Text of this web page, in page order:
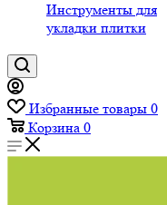
Инструменты для
укладки плитки
Избранные товары 0
Корзина 0